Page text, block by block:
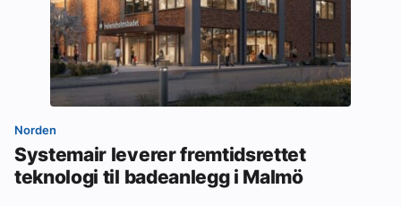
Norden
Systemair leverer fremtidsrettet
teknologi til badeanlegg i Malmö